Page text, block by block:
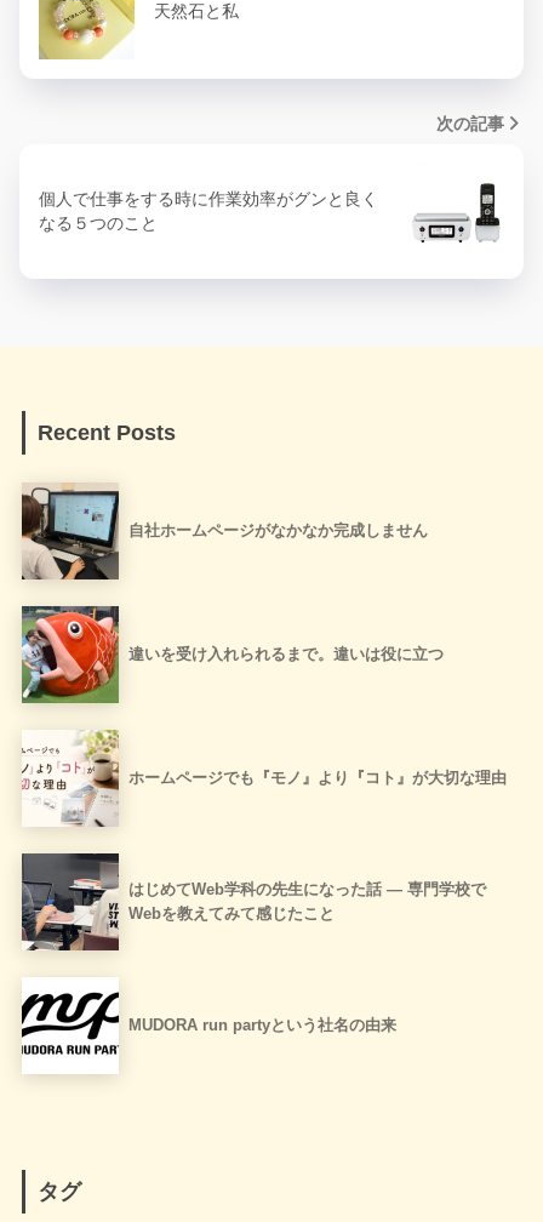
天然石と私
次の記事
個人で仕事をする時に作業効率がグンと良く
なる５つのこと
Recent Posts
自社ホームページがなかなか完成しません
違いを受け入れられるまで。違いは役に立つ
ホームページでも『モノ』より『コト』が大切な理由
はじめてWeb学科の先生になった話 ― 専門学校で
Webを教えてみて感じたこと
MUDORA run partyという社名の由来
タグ